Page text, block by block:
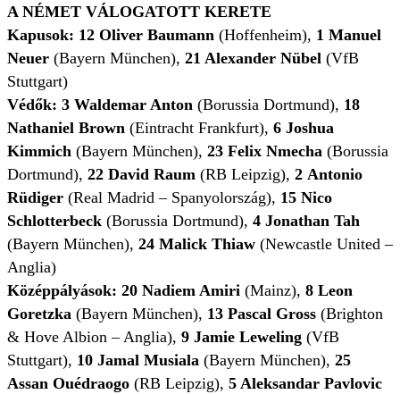
A NÉMET VÁLOGATOTT KERETE
Kapusok: 12 Oliver Baumann (Hoffenheim), 1 Manuel
Neuer (Bayern München), 21 Alexander Nübel (VfB
Stuttgart)
Védők: 3 Waldemar Anton (Borussia Dortmund), 18
Nathaniel Brown (Eintracht Frankfurt), 6 Joshua
Kimmich (Bayern München), 23 Felix Nmecha (Borussia
Dortmund), 22 David Raum (RB Leipzig), 2 Antonio
Rüdiger (Real Madrid – Spanyolország), 15 Nico
Schlotterbeck (Borussia Dortmund), 4 Jonathan Tah
(Bayern München), 24 Malick Thiaw (Newcastle United –
Anglia)
Középpályások: 20 Nadiem Amiri (Mainz), 8 Leon
Goretzka (Bayern München), 13 Pascal Gross (Brighton
& Hove Albion – Anglia), 9 Jamie Leweling (VfB
Stuttgart), 10 Jamal Musiala (Bayern München), 25
Assan Ouédraogo (RB Leipzig), 5 Aleksandar Pavlovic